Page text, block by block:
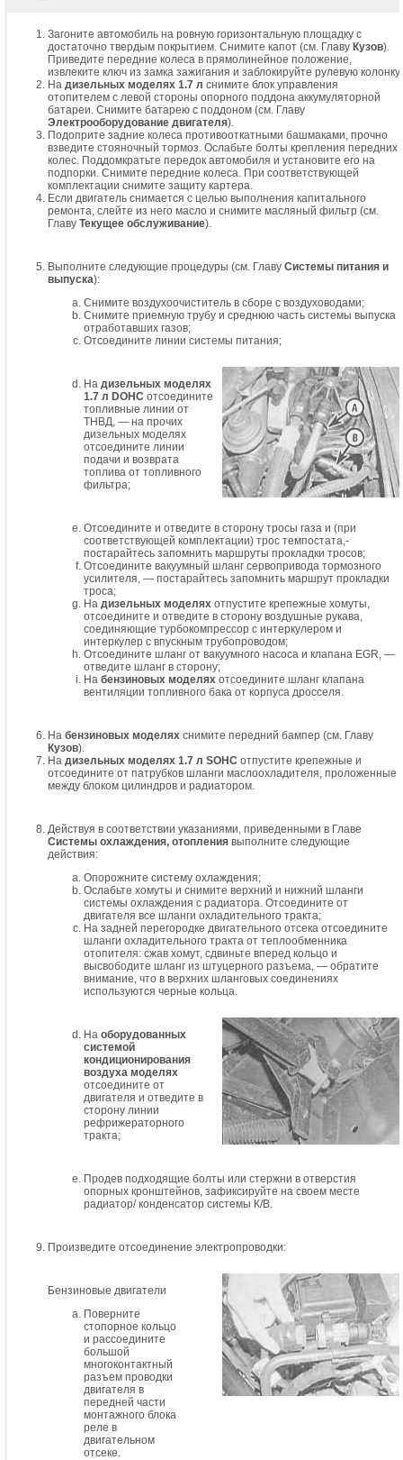
Загоните автомобиль на ровную горизонтальную площадку с
достаточно твердым покрытием. Снимите капот (см. Главу Кузов).
Приведите передние колеса в прямолинейное положение,
извлеките ключ из замка зажигания и заблокируйте рулевую колонку.
На дизельных моделях 1.7 л снимите блок управления
отопителем с левой стороны опорного поддона аккумуляторной
батареи. Снимите батарею с поддоном (см. Главу
Электрооборудование двигателя).
Подоприте задние колеса противооткатными башмаками, прочно
взведите стояночный тормоз. Ослабьте болты крепления передних
колес. Поддомкратьте передок автомобиля и установите его на
подпорки. Снимите передние колеса. При соответствующей
комплектации снимите защиту картера.
Если двигатель снимается с целью выполнения капитального
ремонта, слейте из него масло и снимите масляный фильтр (см.
Главу Текущее обслуживание).
Выполните следующие процедуры (см. Главу Системы питания и
выпуска):
Снимите воздухоочиститель в сборе с воздуховодами;
Снимите приемную трубу и среднюю часть системы выпуска
отработавших газов;
Отсоедините линии системы питания;
На дизельных моделях
1.7 л DOHC отсоедините
топливные линии от
ТНВД, — на прочих
дизельных моделях
отсоедините линии
подачи и возврата
топлива от топливного
фильтра;
Отсоедините и отведите в сторону тросы газа и (при
соответствующей комплектации) трос темпостата,-
постарайтесь запомнить маршруты прокладки тросов;
Отсоедините вакуумный шланг сервопривода тормозного
усилителя, — постарайтесь запомнить маршрут прокладки
троса;
На дизельных моделях отпустите крепежные хомуты,
отсоедините и отведите в сторону воздушные рукава,
соединяющие турбокомпрессор с интеркулером и
интеркулер с впускным трубопроводом;
Отсоедините шланг от вакуумного насоса и клапана EGR, —
отведите шланг в сторону;
На бензиновых моделях отсоедините шланг клапана
вентиляции топливного бака от корпуса дросселя.
На бензиновых моделях снимите передний бампер (см. Главу
Кузов).
На дизельных моделях 1.7 л SOHC отпустите крепежные и
отсоедините от патрубков шланги маслоохладителя, проложенные
между блоком цилиндров и радиатором.
Действуя в соответствии указаниями, приведенными в Главе
Системы охлаждения, отопления выполните следующие
действия:
Опорожните систему охлаждения;
Ослабьте хомуты и снимите верхний и нижний шланги
системы охлаждения с радиатора. Отсоедините от
двигателя все шланги охладительного тракта;
На задней перегородке двигательного отсека отсоедините
шланги охладительного тракта от теплообменника
отопителя: сжав хомут, сдвиньте вперед кольцо и
высвободите шланг из штуцерного разъема, — обратите
внимание, что в верхних шланговых соединениях
используются черные кольца.
На оборудованных
системой
кондиционирования
воздуха моделях
отсоедините от
двигателя и отведите в
сторону линии
рефрижераторного
тракта;
Продев подходящие болты или стержни в отверстия
опорных кронштейнов, зафиксируйте на своем месте
радиатор/ конденсатор системы К/В.
Произведите отсоединение электропроводки:
Бензиновые двигатели
Поверните
стопорное кольцо
и рассоедините
большой
многоконтактный
разъем проводки
двигателя в
передней части
монтажного блока
реле в
двигательном
отсеке.